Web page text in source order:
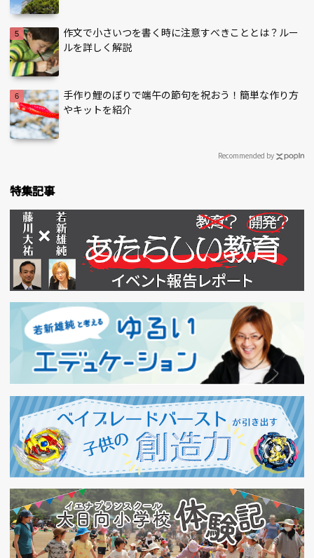
作文で小さいつを書く時に注意すべきこととは？ルー
ルを詳しく解説
手作り鯉のぼりで端午の節句を祝おう！簡単な作り方
やキットを紹介
Recommended by
特集記事